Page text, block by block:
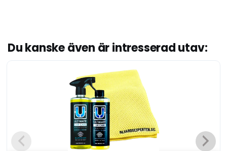
Du kanske även är intresserad utav: